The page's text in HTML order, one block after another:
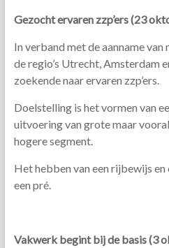
Gezocht ervaren zzp’ers (23
In verband met de aanname
de regio’s Utrecht, Amsterdam
zoekende naar ervaren zzp’ers.
Doelstelling is het vormen van
uitvoering van grote maar
hogere segment.
Het hebben van een rijbewijs
een pré.
Vakwerk begint bij de basis (3